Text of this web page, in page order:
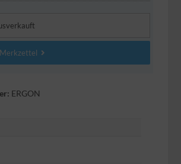
ERGON